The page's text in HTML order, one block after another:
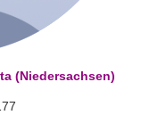
(Niedersachsen)